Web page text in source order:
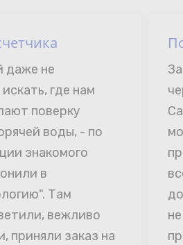
даже не
где нам
поверку
воды, - по
знакомого
в
Там
вежливо
приняли заказ на